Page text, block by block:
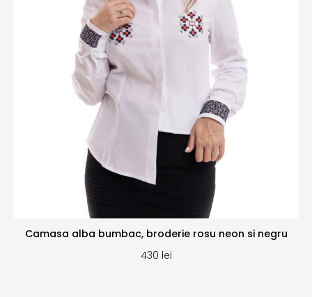
Camasa alba bumbac, broderie rosu neon si negru
430 lei